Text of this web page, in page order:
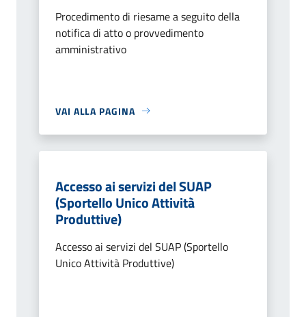
Procedimento di riesame a seguito della
notifica di atto o provvedimento
amministrativo
VAI ALLA PAGINA
Accesso ai servizi del SUAP
(Sportello Unico Attività
Produttive)
Accesso ai servizi del SUAP (Sportello
Unico Attività Produttive)